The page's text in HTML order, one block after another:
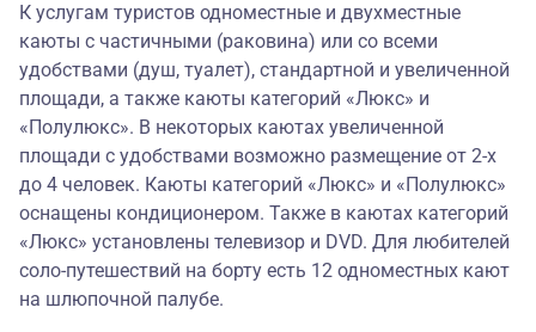
К услугам туристов одноместные и двухместные
каюты с частичными (раковина) или со всеми
удобствами (душ, туалет), стандартной и увеличенной
площади, а также каюты категорий «Люкс» и
«Полулюкс». В некоторых каютах увеличенной
площади с удобствами возможно размещение от 2-х
до 4 человек. Каюты категорий «Люкс» и «Полулюкс»
оснащены кондиционером. Также в каютах категорий
«Люкс» установлены телевизор и DVD. Для любителей
соло-путешествий на борту есть 12 одноместных кают
на шлюпочной палубе.